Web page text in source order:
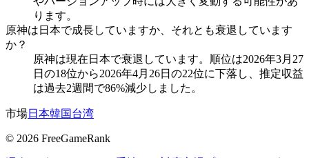
ります。
原神は日本で成長していますか、それとも衰退しています
か？
原神は現在日本で衰退しています。順位は2026年3月27
日の18位から2026年4月26日の22位に下落し、推定収益
は過去2週間で86%減少しました。
市場日本韓国台湾
© 2026 FreeGameRank